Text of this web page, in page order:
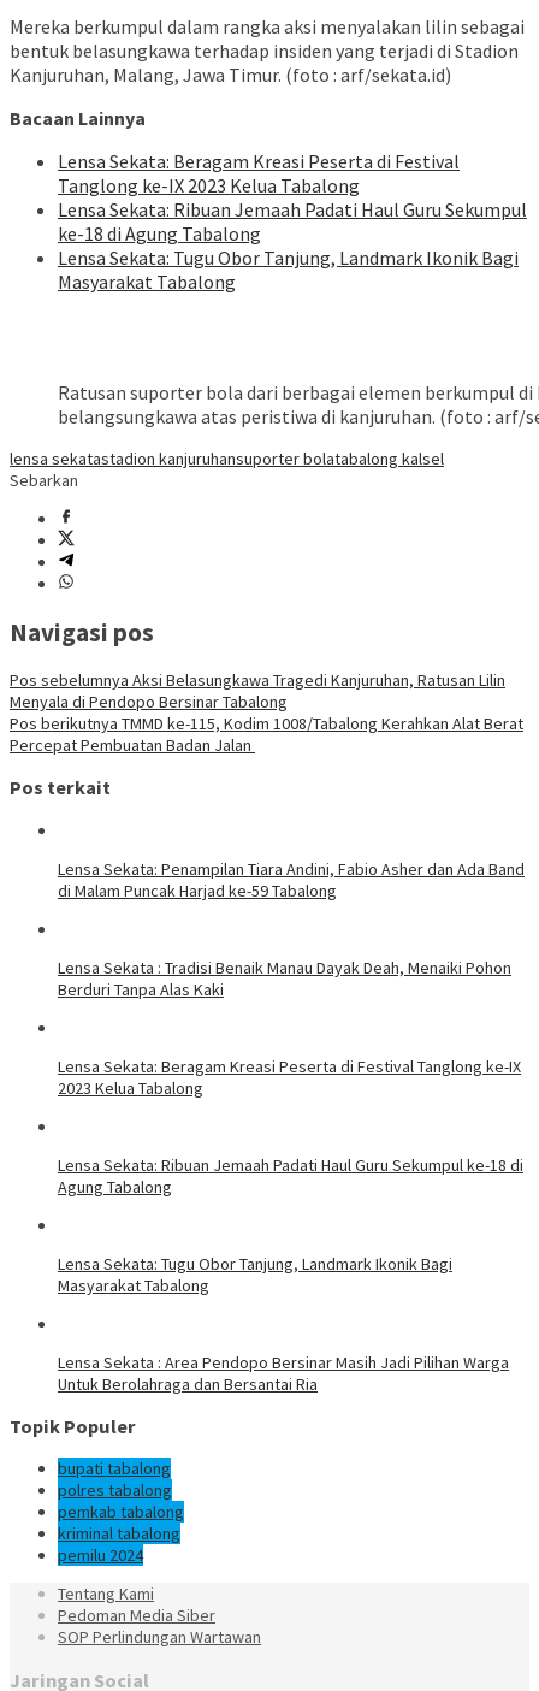
Mereka berkumpul dalam rangka aksi menyalakan lilin sebagai
bentuk belasungkawa terhadap insiden yang terjadi di Stadion
Kanjuruhan, Malang, Jawa Timur. (foto : arf/sekata.id)
Bacaan Lainnya
Lensa Sekata: Beragam Kreasi Peserta di Festival
Tanglong ke-IX 2023 Kelua Tabalong
Lensa Sekata: Ribuan Jemaah Padati Haul Guru Sekumpul
ke-18 di Agung Tabalong
Lensa Sekata: Tugu Obor Tanjung, Landmark Ikonik Bagi
Masyarakat Tabalong
Ratusan suporter bola dari berbagai elemen berkumpul
belangsungkawa atas peristiwa di kanjuruhan. (foto : arf/
lensa sekatastadion kanjuruhansuporter bolatabalong kalsel
Sebarkan
Navigasi pos
Pos sebelumnya Aksi Belasungkawa Tragedi Kanjuruhan, Ratusan Lilin
Menyala di Pendopo Bersinar Tabalong
Pos berikutnya TMMD ke-115, Kodim 1008/Tabalong Kerahkan Alat Berat
Percepat Pembuatan Badan Jalan
Pos terkait
Lensa Sekata: Penampilan Tiara Andini, Fabio Asher dan Ada Band
di Malam Puncak Harjad ke-59 Tabalong
Lensa Sekata : Tradisi Benaik Manau Dayak Deah, Menaiki Pohon
Berduri Tanpa Alas Kaki
Lensa Sekata: Beragam Kreasi Peserta di Festival Tanglong ke-IX
2023 Kelua Tabalong
Lensa Sekata: Ribuan Jemaah Padati Haul Guru Sekumpul ke-18 di
Agung Tabalong
Lensa Sekata: Tugu Obor Tanjung, Landmark Ikonik Bagi
Masyarakat Tabalong
Lensa Sekata : Area Pendopo Bersinar Masih Jadi Pilihan Warga
Untuk Berolahraga dan Bersantai Ria
Topik Populer
bupati tabalong
polres tabalong
pemkab tabalong
kriminal tabalong
pemilu 2024
Tentang Kami
Pedoman Media Siber
SOP Perlindungan Wartawan
Jaringan Social